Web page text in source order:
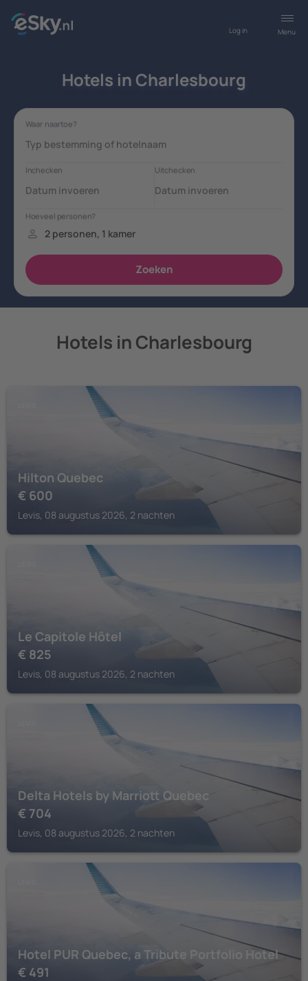
Menu
Log in
Hotels in Charlesbourg
Hotels in Charlesbourg
Hilton Quebec
€ 600
Levis, 08 augustus 2026, 2 nachten
Le Capitole Hôtel
€ 825
Levis, 08 augustus 2026, 2 nachten
Delta Hotels by Marriott Quebec
€ 704
Levis, 08 augustus 2026, 2 nachten
Hotel PUR Quebec, a Tribute Portfolio Hotel
€ 491